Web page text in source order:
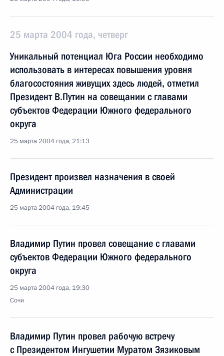
25 марта 2004 года, четверг
Уникальный потенциал Юга России необходимо
использовать в интересах повышения уровня
благосостояния живущих здесь людей, отметил
Президент В.Путин на совещании с главами
субъектов Федерации Южного федерального
округа
25 марта 2004 года, 21:13
Президент произвел назначения в своей
Администрации
25 марта 2004 года, 19:45
Владимир Путин провел совещание с главами
субъектов Федерации Южного федерального
округа
25 марта 2004 года, 19:30
Сочи
Владимир Путин провел рабочую встречу
с Президентом Ингушетии Муратом Зязиковым